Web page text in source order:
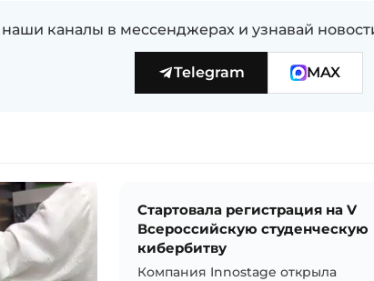
каналы в мессенджерах и узнавай
Telegram MAX
Стартовала регистрация на V
Всероссийскую студенческую
кибербитву
Компания Innostage открыла